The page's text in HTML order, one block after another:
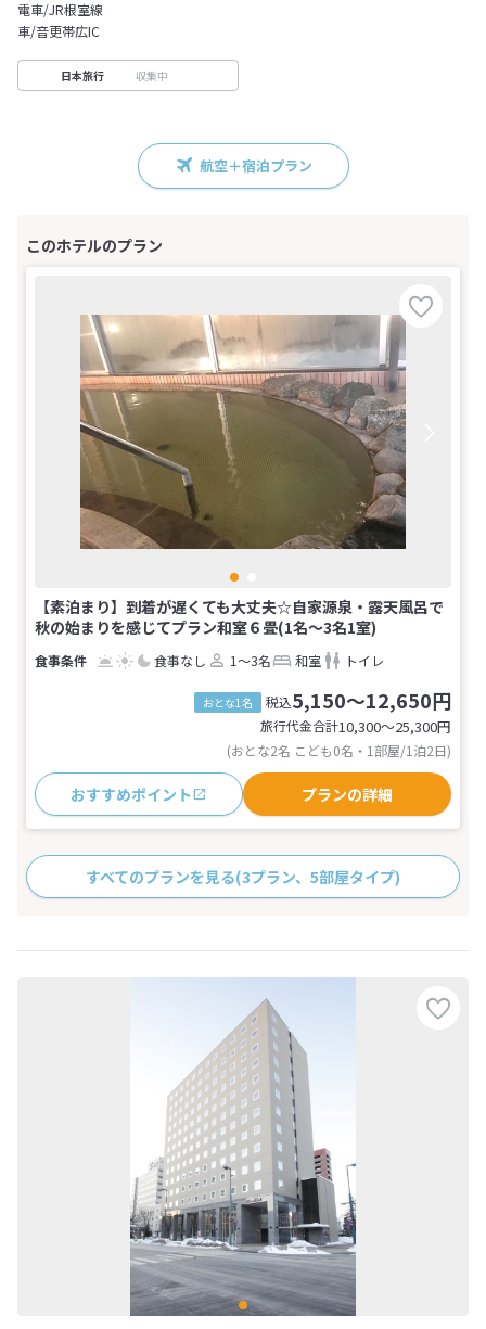
電車/JR根室線
車/音更帯広IC
日本旅行 収集中
航空＋宿泊プラン
【素泊まり】到着が遅くても大丈夫☆自家源泉・露天風呂で
秋の始まりを感じてプラン和室６畳(1名～3名1室)
食事なし 1～3名 和室 トイレ
おとな1名 税込5,150～12,650円
旅行代金合計10,300〜25,300円
(おとな2名 こども0名・1部屋/1泊2日)
おすすめポイント プランの詳細
すべてのプランを見る(3プラン、5部屋タイプ)